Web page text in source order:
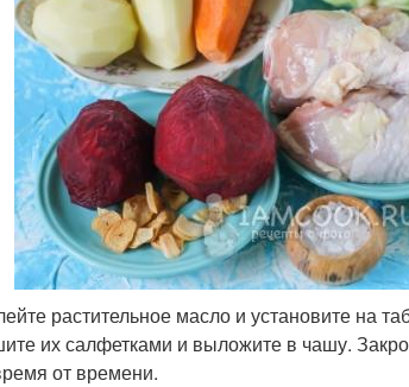
растительное масло и установите на
их салфетками и выложите в чашу.
от времени.